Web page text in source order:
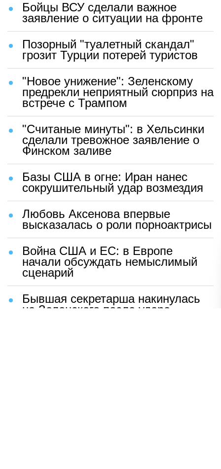
Бойцы ВСУ сделали важное
заявление о ситуации на фронте
Позорный "туалетный скандал"
грозит Турции потерей туристов
"Новое унижение": Зеленскому
предрекли неприятный сюрприз на
встрече с Трампом
"Считаные минуты": в Хельсинки
сделали тревожное заявление о
Финском заливе
Базы США в огне: Иран нанес
сокрушительный удар возмездия
Любовь Аксенова впервые
высказалась о роли порноактрисы
Война США и ЕС: в Европе
начали обсуждать немыслимый
сценарий
Бывшая секретарша накинулась
на Зеленского после удара